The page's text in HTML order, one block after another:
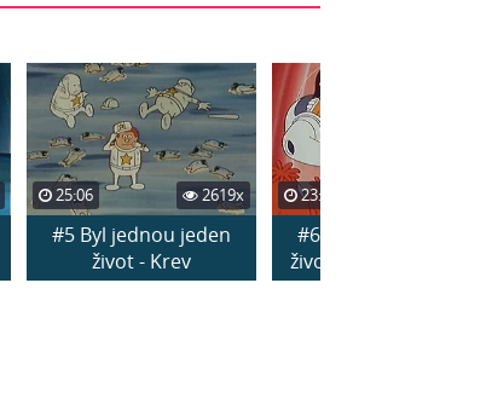
25:06 2619x
#5 Byl jednou jeden
život - Krev
23:38
#6 Byl jednou jeden
život - Krevní destičky